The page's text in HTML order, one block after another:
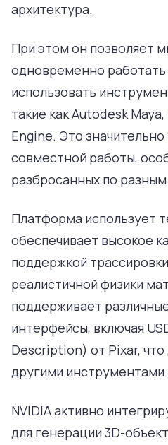
архитектура.
При этом он позволяет
одновременно
использовать
такие как Autodesk
Engine. Это
совместной работы,
разбросанных по
Платформа использует
обеспечивает высокое
поддержкой
реалистичной физики
поддерживает
интерфейсы, включая
Description) от Pixar,
другими
NVIDIA активно
для генерации 3D-